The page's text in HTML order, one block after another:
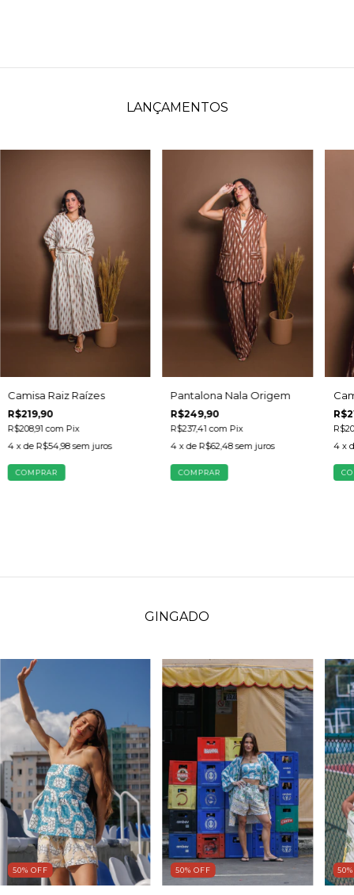
LANÇAMENTOS
Camisa Raiz Raízes
R$219,90
R$208,91com Pix
4 x de R$54,98 sem juros
COMPRAR
Pantalona Nala Origem
R$249,90
R$237,41com Pix
4 x de R$62,48 sem juros
COMPRAR
4 x
GINGADO
50% OFF 50% OFF 50